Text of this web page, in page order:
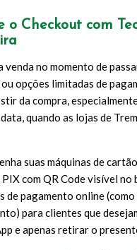
o Checkout com
venda no momento de
opções limitadas de
da compra,
quando as lojas de
suas máquinas de
com QR Code visível no
de pagamento online (como
para clientes que
e apenas retirar o